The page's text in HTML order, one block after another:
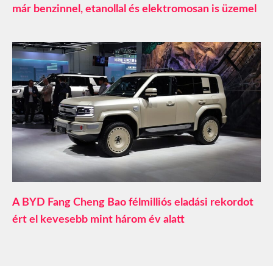
már benzinnel, etanollal és elektromosan is üzemel
A BYD Fang Cheng Bao félmilliós eladási rekordot
ért el kevesebb mint három év alatt